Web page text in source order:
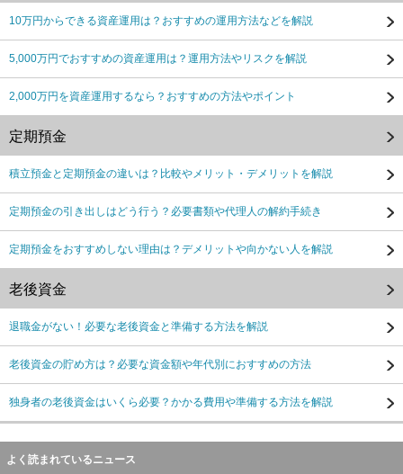
10万円からできる資産運用は？おすすめの運用方法などを解説
5,000万円でおすすめの資産運用は？運用方法やリスクを解説
2,000万円を資産運用するなら？おすすめの方法やポイント
定期預金
積立預金と定期預金の違いは？比較やメリット・デメリットを解説
定期預金の引き出しはどう行う？必要書類や代理人の解約手続き
定期預金をおすすめしない理由は？デメリットや向かない人を解説
老後資金
退職金がない！必要な老後資金と準備する方法を解説
老後資金の貯め方は？必要な資金額や年代別におすすめの方法
独身者の老後資金はいくら必要？かかる費用や準備する方法を解説
よく読まれているニュース